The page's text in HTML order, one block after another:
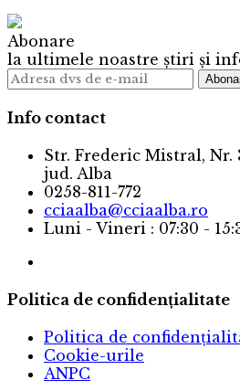
Abonare
la ultimele noastre știri și
Info contact
Str. Frederic Mistral, Nr.
jud. Alba
0258-811-772
cciaalba@cciaalba.ro
Luni - Vineri : 07:30 -
Politica de confidențialitate
Politica de
Cookie-urile
ANPC